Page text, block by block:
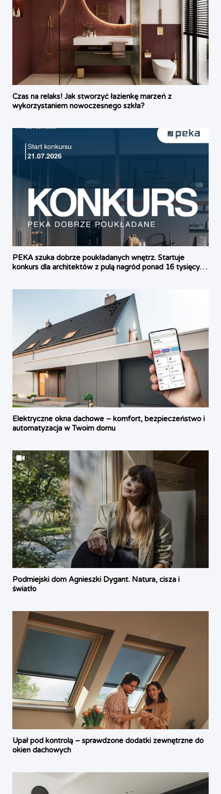
Czas na relaks! Jak stworzyć łazienkę marzeń z
wykorzystaniem nowoczesnego szkła?
PEKA szuka dobrze poukładanych wnętrz. Startuje
konkurs dla architektów z pulą nagród ponad 16 tysięcy
Elektryczne okna dachowe – komfort, bezpieczeństwo i
automatyzacja w Twoim domu
Podmiejski dom Agnieszki Dygant. Natura, cisza i
światło
Upał pod kontrolą – sprawdzone dodatki zewnętrzne do
okien dachowych